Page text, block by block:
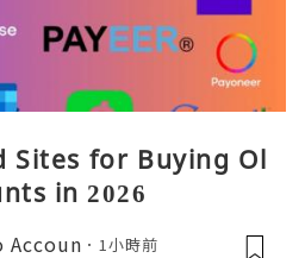
Sites for Buying Ol
in 2026
Accoun 1小時前